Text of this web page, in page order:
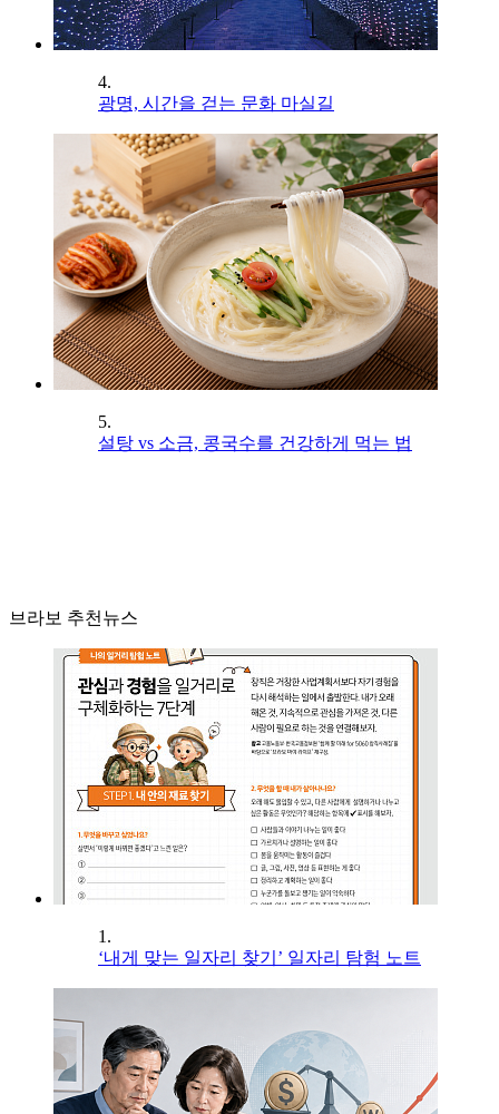
4.
광명, 시간을 걷는 문화 마실길
5.
설탕 vs 소금, 콩국수를 건강하게 먹는 법
브라보 추천뉴스
1.
‘내게 맞는 일자리 찾기’ 일자리 탐험 노트